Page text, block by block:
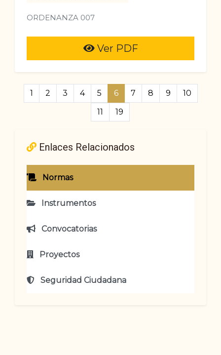
ORDENANZA 007
Ver PDF
1 2 3 4 5 6 7 8 9
10
11
19
Enlaces Relacionados
Normas
Instrumentos
Convocatorias
Proyectos
Seguridad Ciudadana